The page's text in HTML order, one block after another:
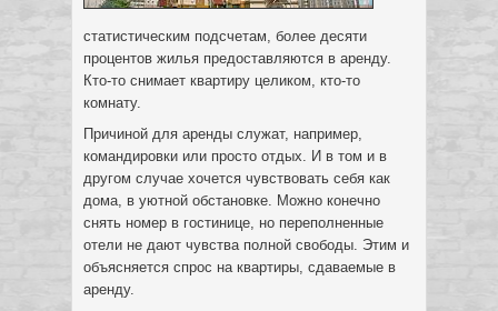
статистическим подсчетам, более десяти
процентов жилья предоставляются в аренду.
Кто-то снимает квартиру целиком, кто-то
комнату.
Причиной для аренды служат, например,
командировки или просто отдых. И в том и в
другом случае хочется чувствовать себя как
дома, в уютной обстановке. Можно конечно
снять номер в гостинице, но переполненные
отели не дают чувства полной свободы. Этим и
объясняется спрос на квартиры, сдаваемые в
аренду.